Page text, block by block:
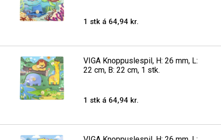
1 stk á 64,94 kr.
VIGA Knoppuslespil, H: 26 mm, L:
22 cm, B: 22 cm, 1 stk.
1 stk á 64,94 kr.